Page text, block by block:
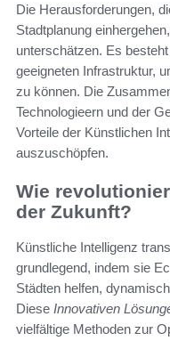
Die Herausforderungen,
Stadtplanung
unterschätzen. Es
geeigneten Infrastruktur,
zu können. Die
Technologieern und der
Vorteile der Künstlichen
auszuschöpfen.
Wie
der Zukunft?
Künstliche Intelligenz
grundlegend, indem sie
Städten helfen,
Diese Innovativen
vielfältige Methoden zur